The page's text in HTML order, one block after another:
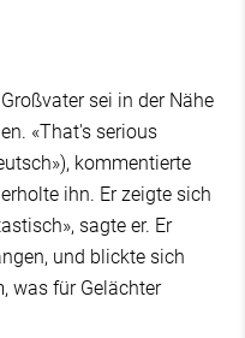
sei in der Nähe
«That's serious
kommentierte
ihn. Er zeigte sich
sagte er. Er
und blickte sich
was für Gelächter